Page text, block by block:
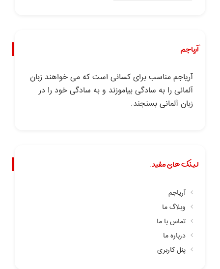
آریاجم
آریاجم مناسب برای کسانی است که می خواهند زبان
آلمانی را به سادگی بیاموزند و به سادگی خود را در
زبان آلمانی بسنجند.
لینک های مفید.
آریاجم
وبلاگ ما
تماس با ما
درباره ما
پنل کاربری